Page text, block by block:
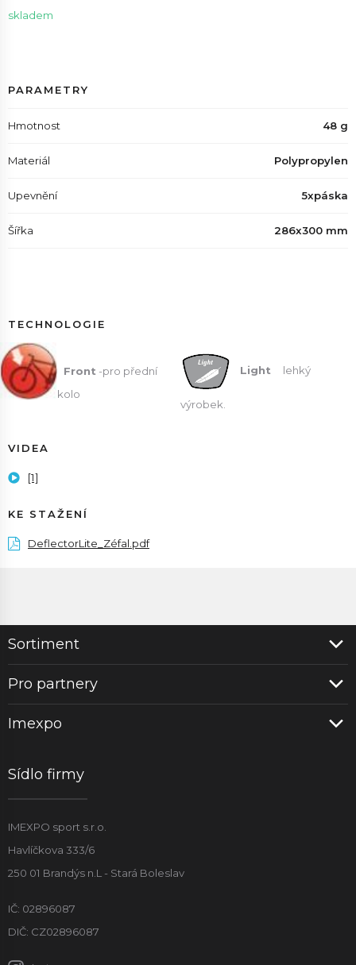
skladem
PARAMETRY
Hmotnost 48 g
Materiál Polypropylen
Upevnění 5xpáska
Šířka 286x300 mm
TECHNOLOGIE
Front -pro přední
kolo
Light lehký
výrobek.
VIDEA
[1]
KE STAŽENÍ
DeflectorLite_Zéfal.pdf
Sortiment
Pro partnery
Imexpo
Sídlo firmy
IMEXPO sport s.r.o.
Havlíčkova 333/6
250 01 Brandýs n.L - Stará Boleslav
IČ: 02896087
DIČ: CZ02896087